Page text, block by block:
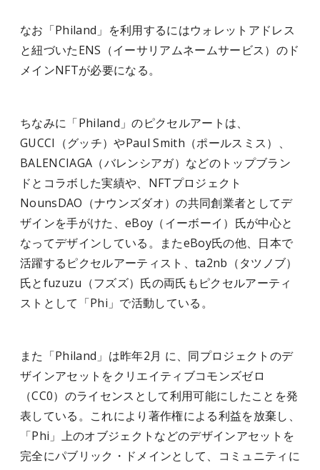
なお「Philand」を利用するにはウォレットアドレス
と紐づいたENS（イーサリアムネームサービス）のド
メインNFTが必要になる。
ちなみに「Philand」のピクセルアートは、
GUCCI（グッチ）やPaul Smith（ポールスミス）、
BALENCIAGA（バレンシアガ）などのトップブラン
ドとコラボした実績や、NFTプロジェクト
NounsDAO（ナウンズダオ）の共同創業者としてデ
ザインを手がけた、eBoy（イーボーイ）氏が中心と
なってデザインしている。またeBoy氏の他、日本で
活躍するピクセルアーティスト、ta2nb（タツノブ）
氏とfuzuzu（フズズ）氏の両氏もピクセルアーティ
ストとして「Phi」で活動している。
また「Philand」は昨年2月 に、同プロジェクトのデ
ザインアセットをクリエイティブコモンズゼロ
（CC0）のライセンスとして利用可能にしたことを発
表している。これにより著作権による利益を放棄し、
「Phi」上のオブジェクトなどのデザインアセットを
完全にパブリック・ドメインとして、コミュニティに